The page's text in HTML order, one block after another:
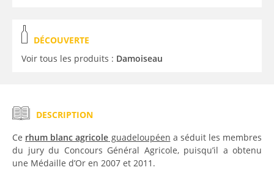
DÉCOUVERTE
Voir tous les produits : Damoiseau
DESCRIPTION
Ce rhum blanc agricole guadeloupéen a séduit les membres
du jury du Concours Général Agricole, puisqu’il a obtenu
une Médaille d’Or en 2007 et 2011.